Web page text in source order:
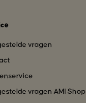
vragen
vragen AMI Shop